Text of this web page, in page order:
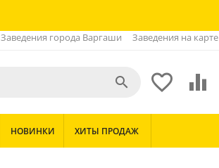
Заведения города Варгаши Заведения на карте
 

НОВИНКИ ХИТЫ ПРОДАЖ